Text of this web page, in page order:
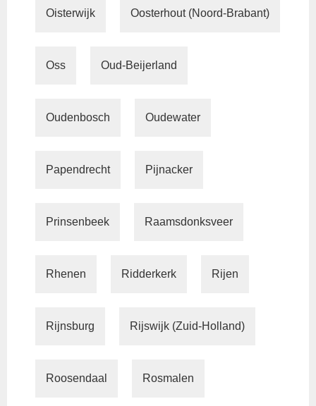
Oisterwijk Oosterhout (Noord-Brabant)
Oss Oud-Beijerland
Oudenbosch Oudewater
Papendrecht Pijnacker
Prinsenbeek Raamsdonksveer
Rhenen Ridderkerk Rijen
Rijnsburg Rijswijk (Zuid-Holland)
Roosendaal Rosmalen